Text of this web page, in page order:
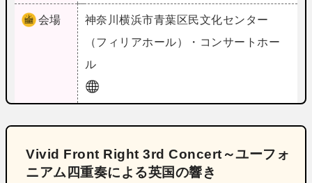
会場 神奈川横浜市青葉区民文化センター
（フィリアホール）・コンサートホー
ル
Vivid Front Right 3rd Concert～ユーフォ
ニアム四重奏による英国の響き